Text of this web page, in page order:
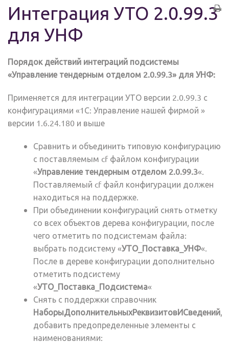
Интеграция УТО 2.0.99.3
для УНФ
Порядок действий интеграций подсистемы
«Управление тендерным отделом 2.0.99.3» для УНФ:
Применяется для интеграции УТО версии 2.0.99.3 с
конфигурациями «1С: Управление нашей фирмой »
версии 1.6.24.180 и выше
Сравнить и объединить типовую конфигурацию
с поставляемым cf файлом конфигурации
«Управление тендерным отделом 2.0.99.3«.
Поставляемый cf файл конфигурации должен
находиться на поддержке.
При объединении конфигураций снять отметку
со всех объектов дерева конфигурации, после
чего отметить по подсистемам файла:
выбрать подсистему «УТО_Поставка_УНФ«.
После в дереве конфигурации дополнительно
отметить подсистему
«УТО_Поставка_Подсистема«
Снять с поддержки справочник
НаборыДополнительныхРеквизитовИСведений,
добавить предопределенные элементы с
наименованиями: